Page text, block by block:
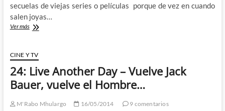
secuelas de viejas series o películas porque de vez en cuando
salen joyas…
Ver másLa
algunos
de
los
remakes
MacGyver,
CINE Y TV
24: Live Another Day – Vuelve Jack
Bauer, vuelve el Hombre…
M'Rabo Mhulargo 16/05/2014
9 comentarios